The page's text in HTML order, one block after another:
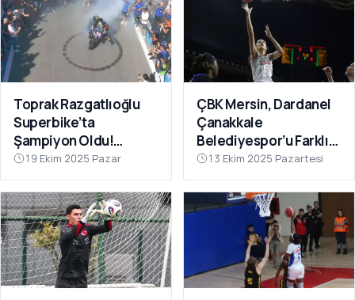
Toprak Razgatlıoğlu
Superbike’ta
Şampiyon Oldu!
Rakibinin Skandal
Hamlesi Tepki Çekti
19 Ekim 2025 Pazar
ÇBK Mersin, Dardanel
Çanakkale
Belediyespor’u Farklı
Geçti: 112-78
13 Ekim 2025 Pazartesi